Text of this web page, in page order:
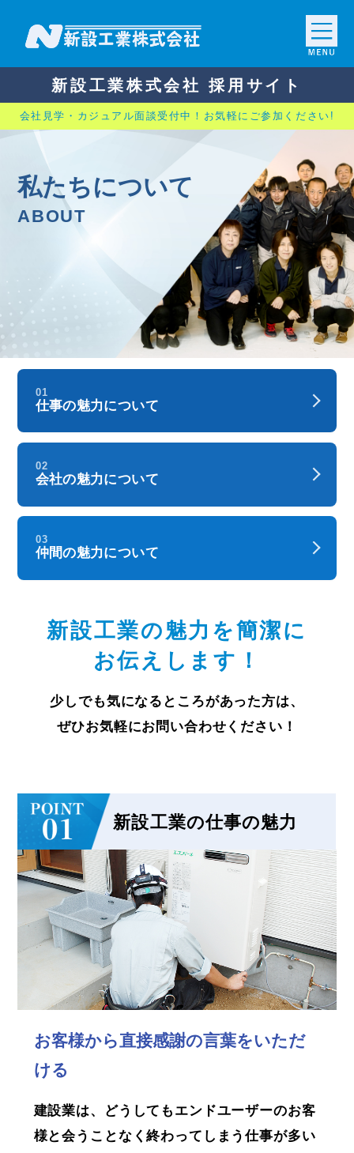
新設工業株式会社 採用サイト
会社見学・カジュアル面談受付中！お気軽にご参加ください!
私たちについて
ABOUT
01
仕事の魅力について
02
会社の魅力について
03
仲間の魅力について
新設工業の魅力を簡潔に
お伝えします！
少しでも気になるところがあった方は、
ぜひお気軽にお問い合わせください！
新設工業の仕事の魅力
お客様から直接感謝の言葉をいただ
ける
建設業は、どうしてもエンドユーザーのお客
様と会うことなく終わってしまう仕事が多い